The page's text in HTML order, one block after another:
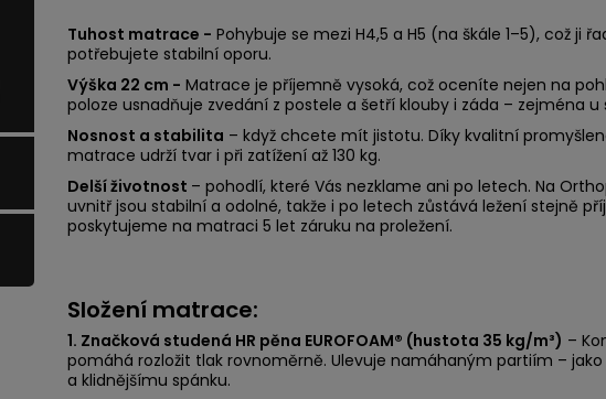
Tuhost matrace - Pohybuje se mezi H4,5 a H5 (na škále 1–5), což ji
potřebujete stabilní oporu.
Výška 22 cm - Matrace je příjemně vysoká, což oceníte nejen na
poloze usnadňuje zvedání z postele a šetří klouby i záda – zejména
Nosnost a stabilita – když chcete mít jistotu. Díky kvalitní
matrace udrží tvar i při zatížení až 130 kg.
Delší životnost – pohodlí, které Vás nezklame ani po letech. Na
uvnitř jsou stabilní a odolné, takže i po letech zůstává ležení stejně
poskytujeme na matraci 5 let záruku na proležení.
Složení matrace:
1. Značková studená HR pěna EUROFOAM® (hustota 35 kg/m³) –
pomáhá rozložit tlak rovnoměrně. Ulevuje namáhaným partiím –
a klidnějšímu spánku.